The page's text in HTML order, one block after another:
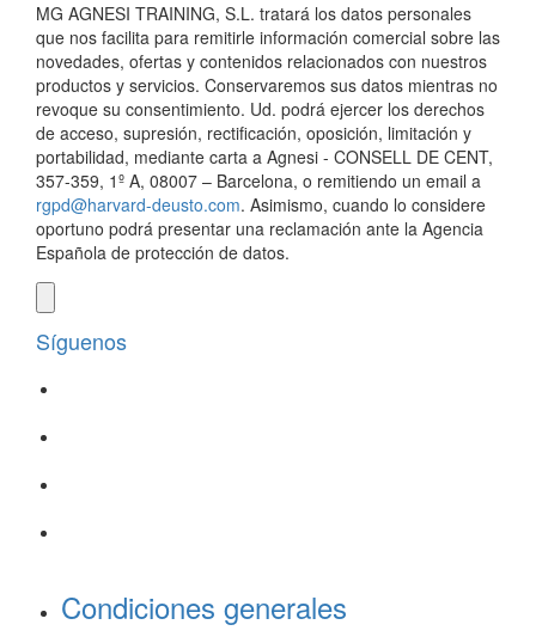
MG AGNESI TRAINING, S.L. tratará los datos personales
que nos facilita para remitirle información comercial sobre las
novedades, ofertas y contenidos relacionados con nuestros
productos y servicios. Conservaremos sus datos mientras no
revoque su consentimiento. Ud. podrá ejercer los derechos
de acceso, supresión, rectificación, oposición, limitación y
portabilidad, mediante carta a Agnesi - CONSELL DE CENT,
357-359, 1º A, 08007 – Barcelona, o remitiendo un email a
rgpd@harvard-deusto.com. Asimismo, cuando lo considere
oportuno podrá presentar una reclamación ante la Agencia
Española de protección de datos.
Síguenos
Condiciones generales